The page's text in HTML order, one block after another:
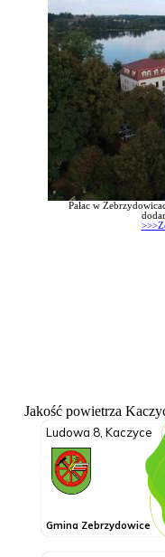
Pałac w
Jakość powietrza